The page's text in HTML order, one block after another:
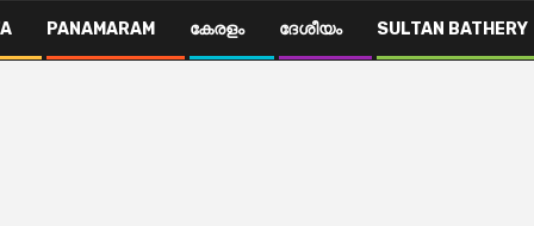
PANAMARAM കേരളം ദേശീയം SULTAN BATHERY